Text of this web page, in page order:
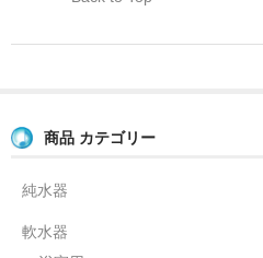
ハウジングケース
商品 カテゴリー
純水器
軟水器